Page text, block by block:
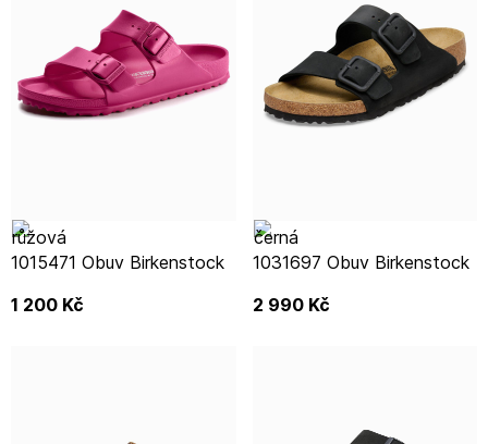
1015471 Obuv Birkenstock
1 200 Kč
1031697 Obuv Birkenstock
2 990 Kč